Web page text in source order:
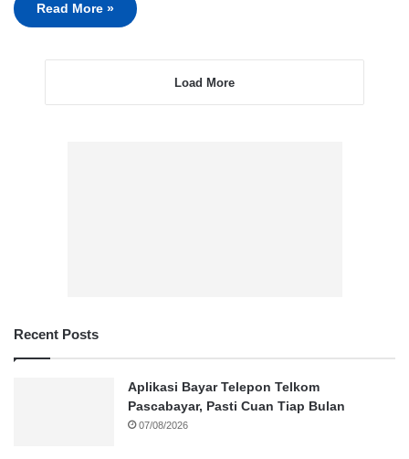
Read More »
Load More
Recent Posts
Aplikasi Bayar Telepon Telkom
Pascabayar, Pasti Cuan Tiap Bulan
07/08/2026